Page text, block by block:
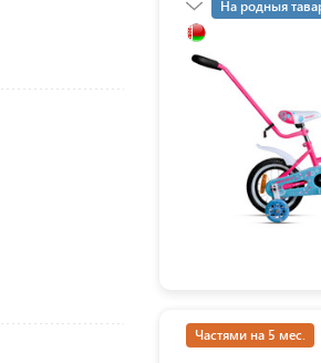
На родныя
Частями на 5 мес.